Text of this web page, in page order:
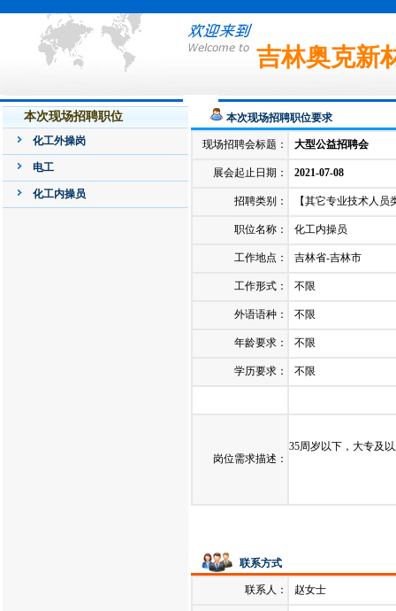
吉林奥克新
本次现场招聘职位
化工外操岗
电工
化工内操员
本次现场招聘职位要求
现场招聘会标题： 大型公益招聘会
展会起止日期： 2021-07-08
招聘类别： 【其它专业技术人员
职位名称： 化工内操员
工作地点： 吉林省-吉林市
工作形式： 不限
外语语种： 不限
年龄要求： 不限
学历要求： 不限
岗位需求描述：
35周岁以下，大专及
联系方式
联系人： 赵女士